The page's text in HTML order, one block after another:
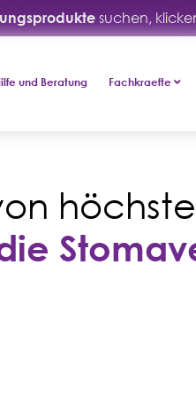
suchen,
und Beratung Fachkraefte